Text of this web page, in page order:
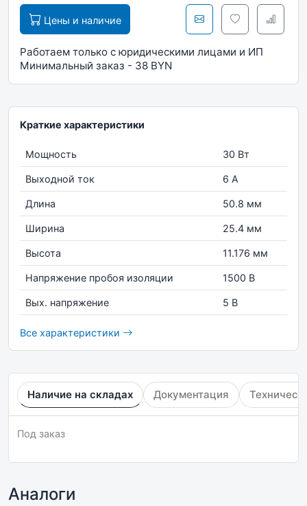
Цены и наличие
Работаем только с юридическими лицами и ИП
Минимальный заказ - 38 BYN
Краткие характеристики
Мощность 30 Вт
Выходной ток 6 А
Длина 50.8 мм
Ширина 25.4 мм
Высота 11.176 мм
Напряжение пробоя изоляции 1500 В
Вых. напряжение 5 В
Все характеристики
Наличие на складах Документация
Под заказ
Аналоги